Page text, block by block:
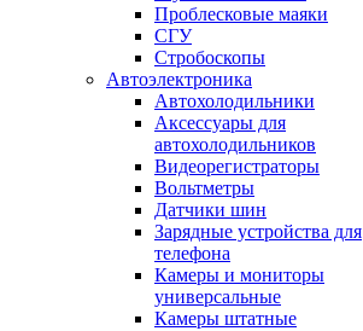
Проблесковые маяки
СГУ
Стробоскопы
Автоэлектроника
Автохолодильники
Аксессуары для
автохолодильников
Видеорегистраторы
Вольтметры
Датчики шин
Зарядные устройства для
телефона
Камеры и мониторы
универсальные
Камеры штатные